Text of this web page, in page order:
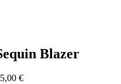
Blazer
€